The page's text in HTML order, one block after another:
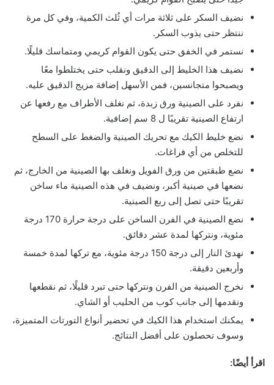
نضيف السكر على ثلاثة مرات أي ثُلث الكمية، وفي كل مرة
ننتظر حتى يذوب السكر.
نستمر في الخفق حتى يكون القوام كريمي ومتماسك قليلًا.
نضيف هذا الخليط إلى الدقيق ونقلب حتى يختلطوا معًا
ويصبحوا متجانسين، فمن الأسهل إضافة مزيج الدقيق عليه.
نفرد على الصينية ورق زبدة، ثم نغلف الأطراف مع رفعها عن
ارتفاع الصينية تقريبًا ل 8 سم إضافية.
نضع خليط الكيك مع تحريك الصينية والضغط على السطح
للتخلص من أي فراغات.
نضع طبقتين من ورق الفويل ونغلف بها الصينية من الخارج، ثم
نضعها في صينية أكبر، ونضيف في هذه الصينية ماء ساخن
تقريبًا حتى تصل إلى ربع الصينية.
نضع الصينية في الفرن الساخن على درجة حرارة 170 درجة
مئوية، ونتركها لمدة عشر دقائق.
نهدئ النار إلى درجة 150 درجة مئوية، مع تركها لمدة خمسة
وأربعين دقيقة.
نخرج الصينية من الفرن ونتركها حتى تبرد قليلًا، ثم نقطعها
ونقدمها إلى جانب كوب من الحليب أو الشاي.
يمكنك استخدام هذا الكيك في تحضير أنواع التورتات المتميزة،
وسوف تحصلون على أفضل النتائج.
اقرأ أيضًا: